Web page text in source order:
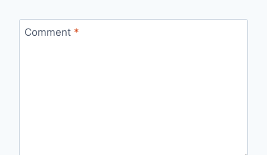
Comment *